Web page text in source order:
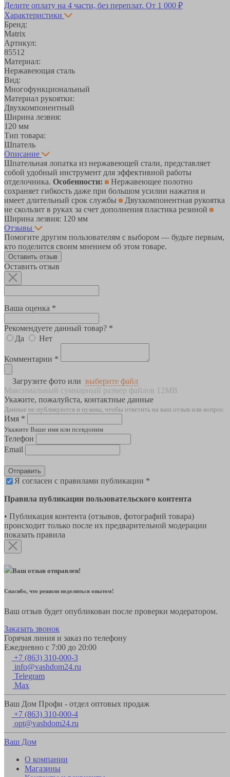
Делите оплату на 4 части, без переплат. От 1 000 ₽
Характеристики
Бренд:
Matrix
Артикул:
85512
Материал:
Нержавеющая сталь
Вид:
Многофункциональный
Материал рукоятки:
Двухкомпонентный
Ширина лезвия:
120 мм
Тип товара:
Шпатель
Описание
Шпательная лопатка из нержавеющей стали, представляет
собой удобный инструмент для эффективной работы
отделочника. Особенности:
Нержавеющее полотно
сохраняет гибкость даже при большом усилии нажатия и
имеет длительный срок службы
Двухкомпонентная рукоятка
не скользит в руках за счет дополнения пластика резиной
Ширина лезвия: 120 мм
Отзывы
Помогите другим пользователям с выбором — будьте первым,
кто поделится своим мнением об этом товаре.
Оставить отзыв
Оставить отзыв
Ваша оценка *
Рекомендуете данный товар? *
Да
Нет
Комментарии *
Загрузите фото или выберите файл
Максимальный суммарный размер файлов 12MB
Укажите, пожалуйста, контактные данные
Данные не публикуются и нужны, чтобы ответить на ваш отзыв или вопрос
Имя *
Укажите Ваше имя или псевдоним
Телефон
Email
Отправить
Я согласен с правилами публикации *
Правила публикации пользовательского контента
• Публикация контента (отзывов, фотографий товара)
происходит только после их предварительной модерации
показать правила
Ваш отзыв отправлен!
Спасибо, что решили поделиться опытом!
Ваш отзыв будет опубликован после проверки модератором.
Заказать звонок
Горячая линия и заказ по телефону
Ежедневно с 7:00 до 20:00
+7 (863) 310-000-3
info@vashdom24.ru
Telegram
Max
Ваш Дом Профи - отдел оптовых продаж
+7 (863) 310-000-4
opt@vashdom24.ru
Ваш Дом
О компании
Магазины